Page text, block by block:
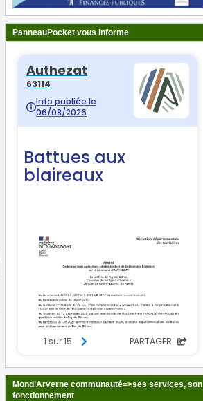
PanneauPocket vous informe
Mond’Arverne communauté=>ses services, son
fonctionnement